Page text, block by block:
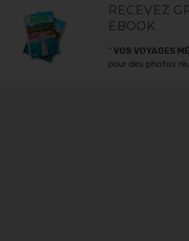
RECEVEZ
EBOOK
" VOS VOYAGES
pour des photos